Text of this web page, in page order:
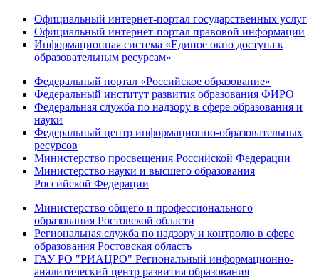
Официальный интернет-портал государственных услуг
Официальный интернет-портал правовой информации
Информационная система «Единое окно доступа к
образовательным ресурсам»
Федеральный портал «Российское образование»
Федеральный институт развития образования ФИРО
Федеральная служба по надзору в сфере образования и
науки
Федеральный центр информационно-образовательных
ресурсов
Министерство просвещения Российской Федерации
Министерство науки и высшего образования
Российской Федерации
Министерство общего и профессионального
образования Ростовской области
Региональная служба по надзору и контролю в сфере
образования Ростовская область
ГАУ РО "РИАЦРО" Региональный информационно-
аналитический центр развития образования